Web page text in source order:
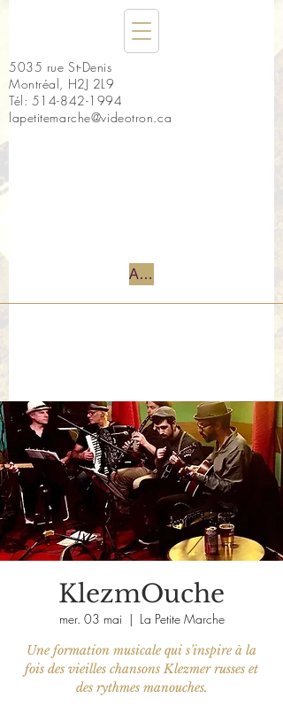
5035 rue St-Denis
Montréal, H2J 2L9
Tél: 514-842-1994
lapetitemarche@videotron.ca
Accueil
KlezmOuche
mer. 03 mai
  |
La Petite Marche
Une formation musicale qui s’inspire à la
fois des vieilles chansons Klezmer russes et
des rythmes manouches.